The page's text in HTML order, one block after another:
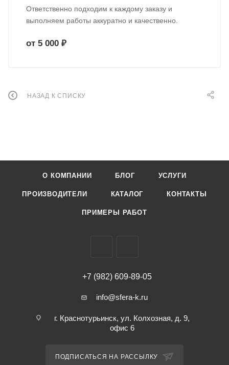
Ответственно подходим к каждому заказу и
выполняем работы аккуратно и качественно.
от 5 000 ₽
НАЗАД К СПИСКУ
О КОМПАНИИ БЛОГ УСЛУГИ
ПРОИЗВОДИТЕЛИ КАТАЛОГ КОНТАКТЫ
ПРИМЕРЫ РАБОТ
+7 (982) 609-89-05
info@sfera-k.ru
г. Краснотурьинск, ул. Колхозная, д. 9,
офис 6
ПОДПИСАТЬСЯ НА РАССЫЛКУ